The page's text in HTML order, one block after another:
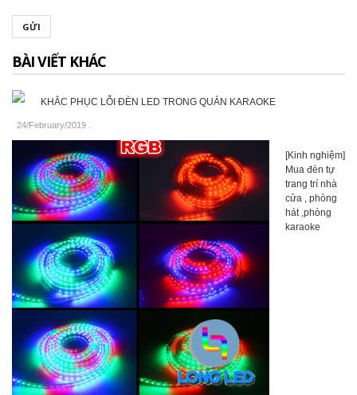
GỬI
BÀI VIẾT KHÁC
KHẮC PHỤC LỖI ĐÈN LED TRONG QUÁN KARAOKE
24/February/2019
[Kinh nghiệm]
Mua đèn tự
trang trí nhà
cửa , phòng
hát ,phòng
karaoke